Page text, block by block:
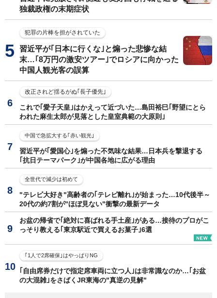
独裁政権の末期症状
犯罪の片棒を担がされていた
習近平が｢日本に行くな｣と煽った悲惨な結
末…｢8万円の激安ツアー｣でロシアに向かった
中国人観光客の誤算
改正されど揺るがぬ｢長子優先｣
これで｢愛子天皇｣はかえって近づいた…島田裕巳｢野望にとら
われた麻生太郎が見落とした皇室典範の大原則｣
中国で急拡大する｢赤い観光｣
習近平が｢愛国心｣を煽った不気味な結果…日本兵を撃退する
｢抗日テーマパーク｣が中国各地に広がる理由
全世代で減少は初めて
"テレビ大好き"高齢者の｢テレビ離れ｣が始まった…10代後半～
20代の約7割が"ほぼ見ない"衝撃の最新データ
お盆の帰省で｢絶対に喜ばれる手土産｣がある…接待のプロがこ
っそり教える｢東京駅近で買えるお菓子｣6選
｢1人で2席確保｣はやっぱりNG
｢自由席券だけで指定席車両に立つ人｣は非常識なのか…｢お盆
の大混雑｣をさばくJR東海の"真逆の見解"